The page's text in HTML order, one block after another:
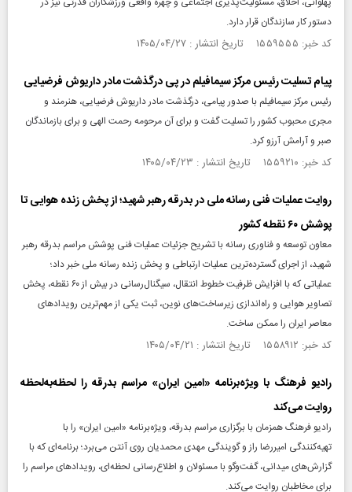
دستور کار سازندگان قرار دارد.
کد خبر: ۱۵۵۹۵۵۵ تاریخ انتشار : ۱۴۰۵/۰۴/۲۷
پیام تسلیت رئیس مرکز سیمافیلم در پی درگذشت مادر داریوش فرضیایی
رئیس مرکز سیمافیلم با صدور پیامی، درگذشت مادر داریوش فرضیایی، هنرمند و
مجری محبوب کشور را تسلیت گفت و برای آن مرحومه رحمت الهی و برای بازماندگان
صبر و آرامش آرزو کرد.
کد خبر: ۱۵۵۹۲۱۰ تاریخ انتشار : ۱۴۰۵/۰۴/۲۳
روایت عملیات فنی رسانه ملی در بدرقه رهبر شهید؛ از پخش زنده هوایی تا
پوشش ۶۰ نقطه کشور
معاون توسعه و فناوری رسانه با تشریح جزئیات عملیات فنی پوشش مراسم بدرقه رهبر
شهید، از اجرای گسترده‌ترین عملیات ارتباطی و پخش زنده رسانه ملی خبر داد؛
عملیاتی که با افزایش ظرفیت خطوط انتقال، سیگنال‌رسانی در بیش از ۶۰ نقطه، پخش
تصاویر هوایی و راه‌اندازی زیرساخت‌های نوین، ثبت یکی از مهم‌ترین رویدادهای
معاصر ایران را ممکن ساخت.
کد خبر: ۱۵۵۸۹۱۲ تاریخ انتشار : ۱۴۰۵/۰۴/۲۱
رادیو فرهنگ با ویژه‌برنامه «امین ایران» مراسم بدرقه را لحظه‌به‌لحظه
روایت می‌کند
رادیو فرهنگ همزمان با برگزاری مراسم بدرقه، ویژه‌برنامه «امین ایران» را با
تهیه‌کنندگی امیررضا راز و گویندگی مهدی محمدیان روی آنتن می‌برد؛ برنامه‌ای که با
گزارش‌های میدانی، گفت‌وگو با مسئولان و اطلاع‌رسانی لحظه‌ای، رویدادهای مراسم را
برای مخاطبان روایت می‌کند.